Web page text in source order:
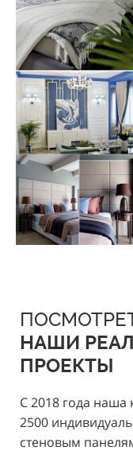
НАШИ
ПРОЕКТЫ
С 2018 года
2500
стеновым